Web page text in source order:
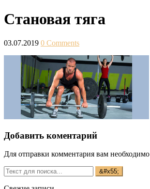
Становая тяга
03.07.2019 0 Comments
Добавить коментарий
Для отправки комментария вам необходимо